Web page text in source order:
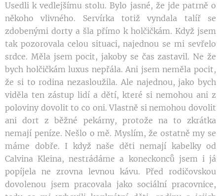
Usedli k vedlejšímu stolu. Bylo jasné, že jde patrně o
někoho vlivného. Servírka totiž vyndala talíř se
zdobenými dorty a šla přímo k holčičkám. Když jsem
tak pozorovala celou situaci, najednou se mi sevřelo
srdce. Měla jsem pocit, jakoby se čas zastavil. Ne že
bych holčičkám luxus nepřála. Ani jsem neměla pocit,
že si to rodina nezasloužila. Ale najednou, jako bych
viděla ten zástup lidí a dětí, které si nemohou ani z
poloviny dovolit to co oni. Vlastně si nemohou dovolit
ani dort z běžné pekárny, protože na to zkrátka
nemají peníze. Nešlo o mě. Myslím, že ostatně my se
máme dobře. I když naše děti nemají kabelky od
Calvina Kleina, nestrádáme a koneckonců jsem i já
popíjela ne zrovna levnou kávu. Před rodičovskou
dovolenou jsem pracovala jako sociální pracovnice,